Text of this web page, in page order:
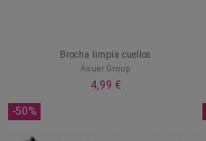
Brocha limpia cuellos
Asuer Group
4,99 €
-50%